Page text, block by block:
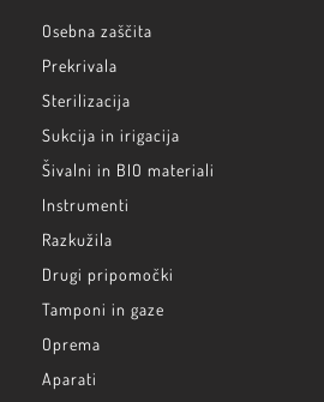
Osebna zaščita
Prekrivala
Sterilizacija
Sukcija in irigacija
Šivalni in BIO materiali
Instrumenti
Razkužila
Drugi pripomočki
Tamponi in gaze
Oprema
Aparati